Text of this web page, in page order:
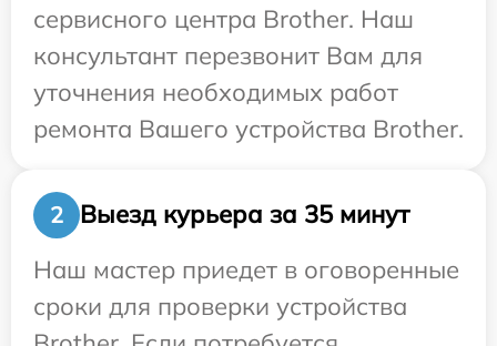
сервисного центра Brother. Наш
консультант перезвонит Вам для
уточнения необходимых работ
ремонта Вашего устройства Brother.
2
Выезд курьера за 35 минут
Наш мастер приедет в оговоренные
сроки для проверки устройства